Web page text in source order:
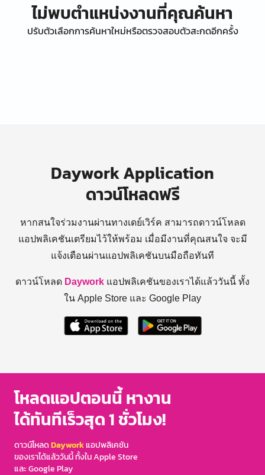
ไม่พบตำแหน่งงานที่คุณค้นหา
ปรับตัวเลือกการค้นหาใหม่หรือตรวจสอบตัวสะกดอีกครั้ง
Daywork Application
ดาวน์โหลดฟรี
หากสนใจร่วมงานผ่านทางเดย์เวิร์ค สามารถดาวน์โหลด
แอปพลิเคชันเตรียมไว้ให้พร้อม เมื่อมีงานที่คุณสนใจ จะมี
แจ้งเตือนผ่านแอปพลิเคชันบนมือถือทันที
ดาวน์โหลด Daywork แอปพลิเคชันของเราได้แล้ววันนี้ ทั้ง
ใน Apple Store และ Google Play
โหลดแอปตอนนี้ หางาน
ได้ทันทีเร็วสุด 1 ชั่วโมง!
ดาวน์โหลดDayworkแอปพลิเคชัน
ของเราได้แล้ววันนี้ ทั้งใน Apple Store
และ Google Play